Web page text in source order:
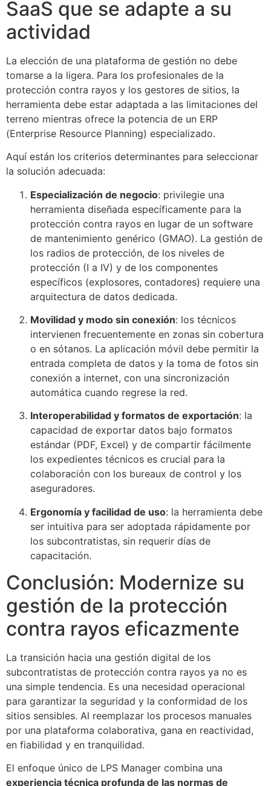
SaaS que se adapte a su
actividad
La elección de una plataforma de gestión no debe
tomarse a la ligera. Para los profesionales de la
protección contra rayos y los gestores de sitios, la
herramienta debe estar adaptada a las limitaciones del
terreno mientras ofrece la potencia de un ERP
(Enterprise Resource Planning) especializado.
Aquí están los criterios determinantes para seleccionar
la solución adecuada:
Especialización de negocio: privilegie una
herramienta diseñada específicamente para la
protección contra rayos en lugar de un software
de mantenimiento genérico (GMAO). La gestión de
los radios de protección, de los niveles de
protección (I a IV) y de los componentes
específicos (explosores, contadores) requiere una
arquitectura de datos dedicada.
Movilidad y modo sin conexión: los técnicos
intervienen frecuentemente en zonas sin cobertura
o en sótanos. La aplicación móvil debe permitir la
entrada completa de datos y la toma de fotos sin
conexión a internet, con una sincronización
automática cuando regrese la red.
Interoperabilidad y formatos de exportación: la
capacidad de exportar datos bajo formatos
estándar (PDF, Excel) y de compartir fácilmente
los expedientes técnicos es crucial para la
colaboración con los bureaux de control y los
aseguradores.
Ergonomía y facilidad de uso: la herramienta debe
ser intuitiva para ser adoptada rápidamente por
los subcontratistas, sin requerir días de
capacitación.
Conclusión: Modernize su
gestión de la protección
contra rayos eficazmente
La transición hacia una gestión digital de los
subcontratistas de protección contra rayos ya no es
una simple tendencia. Es una necesidad operacional
para garantizar la seguridad y la conformidad de los
sitios sensibles. Al reemplazar los procesos manuales
por una plataforma colaborativa, gana en reactividad,
en fiabilidad y en tranquilidad.
El enfoque único de LPS Manager combina una
experiencia técnica profunda de las normas de